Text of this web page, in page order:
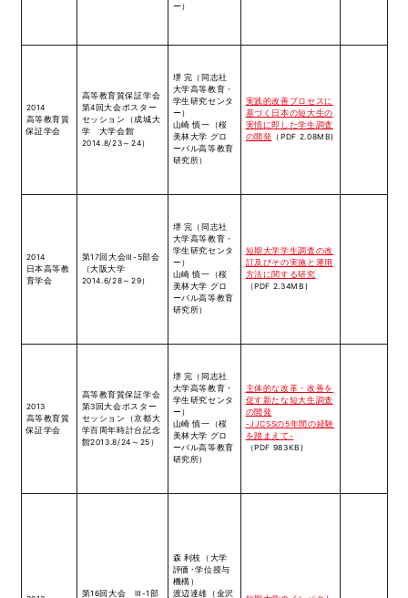
ー）
2014
高等教育質
保証学会
高等教育質保証学会
第4回大会ポスター
セッション（成城大
学 大学会館
2014.8/23～24）
堺 完（同志社
大学高等教育・
学生研究センタ
ー）
山崎 慎一（桜
美林大学 グロ
ーバル高等教育
研究所）
実践的改善プロセスに
基づく日本の短大生の
実情に即した学生調査
の開発 （PDF 2.08MB)
2014
日本高等教
育学会
第17回大会Ⅲ-5部会
（大阪大学
2014.6/28～29）
堺 完（同志社
大学高等教育・
学生研究センタ
ー）
山崎 慎一（桜
美林大学 グロ
ーバル高等教育
研究所）
短期大学学生調査の改
訂及びその実施と運用
方法に関する研究
（PDF 2.34MB)
2013
高等教育質
保証学会
高等教育質保証学会
第3回大会ポスター
セッション（京都大
学百周年時計台記念
館2013.8/24～25）
堺 完（同志社
大学高等教育・
学生研究センタ
ー）
山崎 慎一（桜
美林大学 グロ
ーバル高等教育
研究所）
主体的な改革・改善を
促す新たな短大生調査
の開発
-JJCSSの5年間の経験
を踏まえて-
（PDF 983KB)
第16回大会 Ⅲ-1部
森 利枝（大学
評価･学位授与
機構）
渡辺達雄（金沢